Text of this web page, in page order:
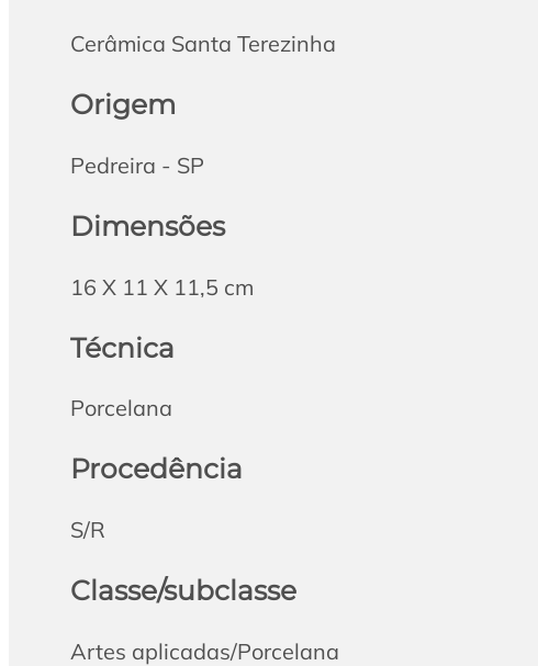
Cerâmica Santa Terezinha
Origem
Pedreira - SP
Dimensões
16 X 11 X 11,5 cm
Técnica
Porcelana
Procedência
S/R
Classe/subclasse
Artes aplicadas/Porcelana